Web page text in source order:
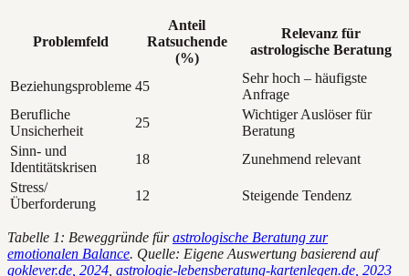
Problemfeld
Anteil
Ratsuchende
(%)
Relevanz für
astrologische Beratung
Beziehungsprobleme 45
Sehr hoch – häufigste
Anfrage
Berufliche
Unsicherheit
25
Wichtiger Auslöser für
Beratung
Sinn- und
Identitätskrisen
18
Zunehmend relevant
Stress/
Überforderung
12 Steigende Tendenz
Tabelle 1: Beweggründe fürastrologische Beratung zur
emotionalen Balance. Quelle: Eigene Auswertung basierend auf
goklever.de, 2024 astrologie-lebensberatung-kartenlegen.de, 2023